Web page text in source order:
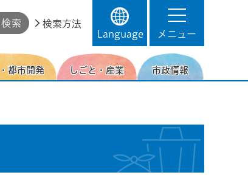
検索方法
Language
メニュー
都市開発 しごと・産業 市政情報